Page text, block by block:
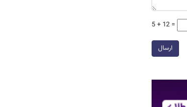
5 + 12 =
ارسال